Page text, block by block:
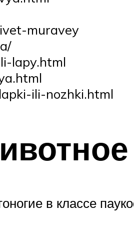
muravey
lapy.html
ili-nozhki.html
в классе